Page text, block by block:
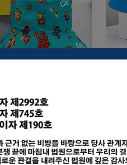
炎｜童趣百變【童在一起】
夫帽 兒童專屬帽款推薦
NT$780
日